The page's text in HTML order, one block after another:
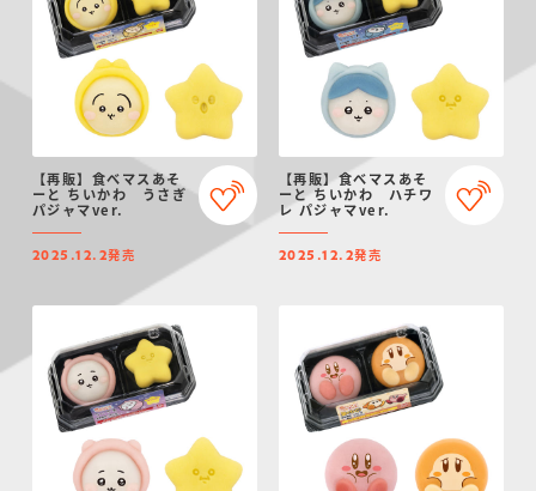
【再販】食べマスあそ
ーと ちいかわ うさぎ
パジャマver.
2025.12.2発売
【再販】食べマスあそ
ーと ちいかわ ハチワ
レ パジャマver.
2025.12.2発売